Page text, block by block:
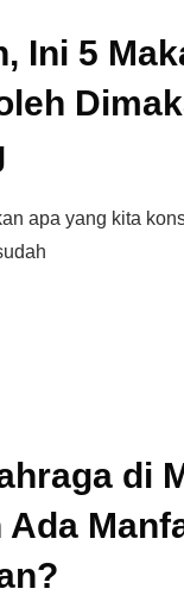
Ini 5
apa yang kita
di
Ada